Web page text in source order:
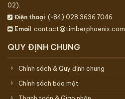
02).
Điện thoại: (+84) 028 3636 7046
Email: contact@timberphoenix.com
QUY ĐỊNH CHUNG
Chính sách & Quy định chung
Chính sách bảo mật